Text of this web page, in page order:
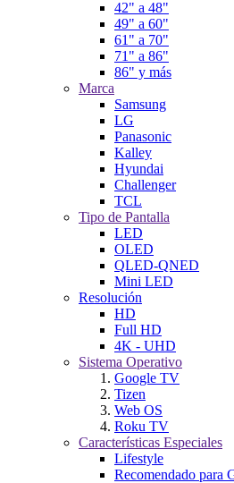
42" a 48"
49" a 60"
61" a 70"
71" a 86"
86" y más
Marca
Samsung
LG
Panasonic
Kalley
Hyundai
Challenger
TCL
Tipo de Pantalla
LED
OLED
QLED-QNED
Mini LED
Resolución
HD
Full HD
4K - UHD
Sistema Operativo
Google TV
Tizen
Web OS
Roku TV
Características Especiales
Lifestyle
Recomendado para